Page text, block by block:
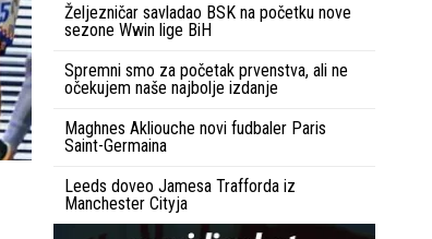
Željezničar savladao BSK na početku nove
sezone Wwin lige BiH
Spremni smo za početak prvenstva, ali ne
očekujem naše najbolje izdanje
Maghnes Akliouche novi fudbaler Paris
Saint-Germaina
Leeds doveo Jamesa Trafforda iz
Manchester Cityja